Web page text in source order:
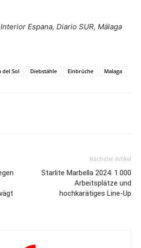
Espana, Diario SUR, Málaga
del Sol Diebstähle Einbrüche Malaga
Nächster Artikel
Starlite Marbella 2024: 1.000
Arbeitsplätze und
hochkarätiges Line-Up